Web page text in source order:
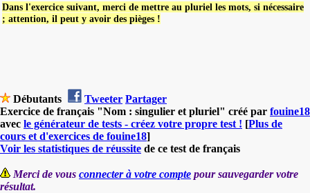
Dans l'exercice suivant, merci de mettre au pluriel les mots, si nécessaire
; attention, il peut y avoir des pièges !
Débutants Tweeter Partager
Exercice de français "Nom : singulier et pluriel" créé par fouine18
avec le générateur de tests - créez votre propre test ! [Plus de
cours et d'exercices de fouine18]
Voir les statistiques de réussite de ce test de français
Merci de vous connecter à votre compte pour sauvegarder votre
résultat.